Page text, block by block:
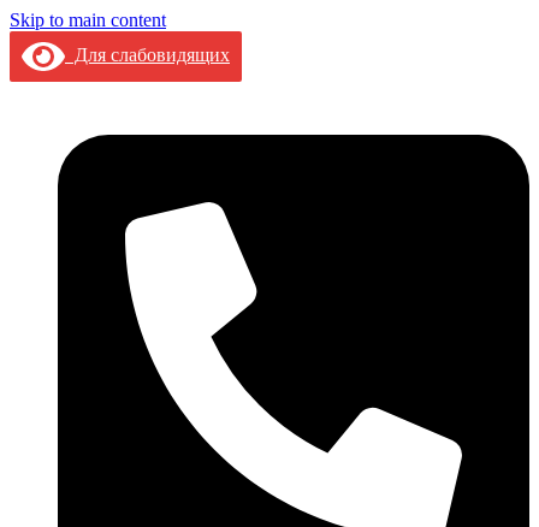
Skip to main content
Для слабовидящих